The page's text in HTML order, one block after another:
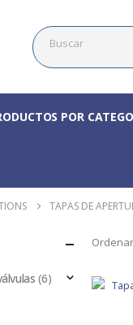
POR
TAPAS DE
(6)